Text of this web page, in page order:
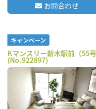
お問合わせ
キャンペーン
Kマンスリー新木駅前（55
(No.922897)